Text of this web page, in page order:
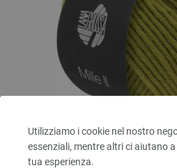
Utilizziamo i cookie nel nostro
essenziali, mentre altri ci aiutano
tua esperienza.
Lana